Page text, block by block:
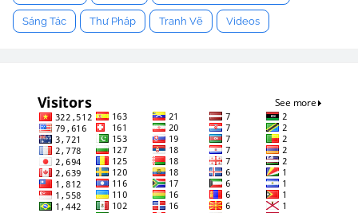
Sáng Tác Thư Pháp Tranh Vẽ Videos